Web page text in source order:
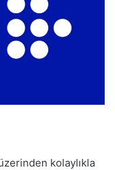
kolaylıkla